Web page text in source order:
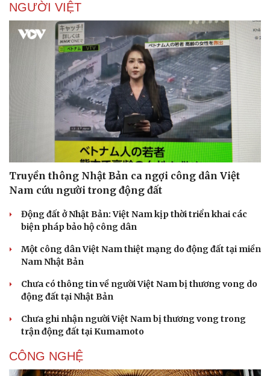
NGƯỜI VIỆT
Truyền thông Nhật Bản ca ngợi công dân Việt
Nam cứu người trong động đất
Động đất ở Nhật Bản: Việt Nam kịp thời triển khai các
biện pháp bảo hộ công dân
Một công dân Việt Nam thiệt mạng do động đất tại miền
Nam Nhật Bản
Chưa có thông tin về người Việt Nam bị thương vong do
động đất tại Nhật Bản
Chưa ghi nhận người Việt Nam bị thương vong trong
trận động đất tại Kumamoto
CÔNG NGHỆ